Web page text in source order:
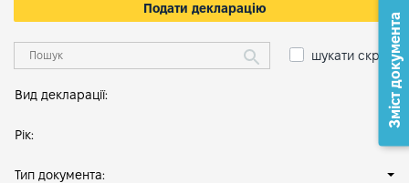
Подати декларацію
шукати скрізь
Вид декларації:
Рік:
Тип документа:
Зміст документа